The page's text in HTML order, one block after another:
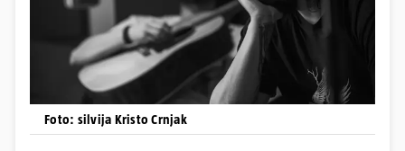
Foto: silvija Kristo Crnjak